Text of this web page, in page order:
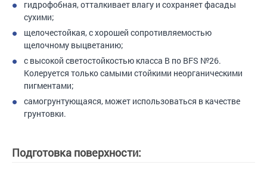
гидрофобная, отталкивает влагу и сохраняет фасады
сухими;
щелочестойкая, с хорошей сопротивляемостью
щелочному выцветанию;
с высокой светостойкостью класса B по BFS №26.
Колеруется только самыми стойкими неорганическими
пигментами;
самогрунтующаяся, может использоваться в качестве
грунтовки.
Подготовка поверхности: